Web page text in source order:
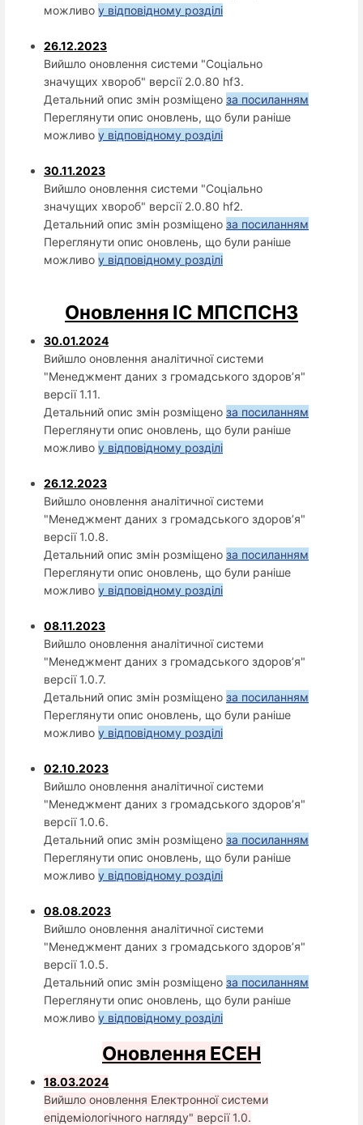
можливо у відповідному розділі
26.12.2023
Вийшло оновлення системи "Соціально
значущих хвороб" версії 2.0.80 hf3.
Детальний опис змін розміщено за посиланням
Переглянути опис оновлень, що були раніше
можливо у відповідному розділі
30.11.2023
Вийшло оновлення системи "Соціально
значущих хвороб" версії 2.0.80 hf2.
Детальний опис змін розміщено за посиланням
Переглянути опис оновлень, що були раніше
можливо у відповідному розділі
Оновлення ІС МПСПСНЗ
30.01.2024
Вийшло оновлення аналітичної системи
"Менеджмент даних з громадського здоров’я"
версії 1.11.
Детальний опис змін розміщено за посиланням
Переглянути опис оновлень, що були раніше
можливо у відповідному розділі
26.12.2023
Вийшло оновлення аналітичної системи
"Менеджмент даних з громадського здоров’я"
версії 1.0.8.
Детальний опис змін розміщено за посиланням
Переглянути опис оновлень, що були раніше
можливо у відповідному розділі
08.11.2023
Вийшло оновлення аналітичної системи
"Менеджмент даних з громадського здоров’я"
версії 1.0.7.
Детальний опис змін розміщено за посиланням
Переглянути опис оновлень, що були раніше
можливо у відповідному розділі
02.10.2023
Вийшло оновлення аналітичної системи
"Менеджмент даних з громадського здоров’я"
версії 1.0.6.
Детальний опис змін розміщено за посиланням
Переглянути опис оновлень, що були раніше
можливо у відповідному розділі
08.08.2023
Вийшло оновлення аналітичної системи
"Менеджмент даних з громадського здоров’я"
версії 1.0.5.
Детальний опис змін розміщено за посиланням
Переглянути опис оновлень, що були раніше
можливо у відповідному розділі
Оновлення ЕСЕН
18.03.2024
Вийшло оновлення Електронної системи
епідеміологічного нагляду" версії 1.0.